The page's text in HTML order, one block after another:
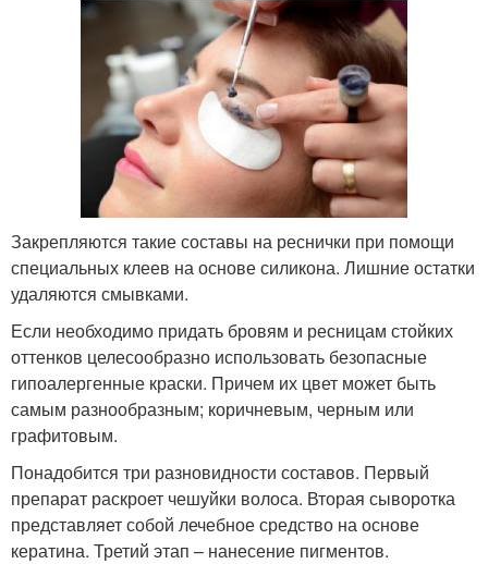
Закрепляются такие составы на реснички при помощи
специальных клеев на основе силикона. Лишние остатки
удаляются смывками.
Если необходимо придать бровям и ресницам стойких
оттенков целесообразно использовать безопасные
гипоалергенные краски. Причем их цвет может быть
самым разнообразным; коричневым, черным или
графитовым.
Понадобится три разновидности составов. Первый
препарат раскроет чешуйки волоса. Вторая сыворотка
представляет собой лечебное средство на основе
кератина. Третий этап – нанесение пигментов.